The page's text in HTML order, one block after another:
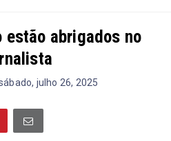
estão abrigados no
julho 26, 2025